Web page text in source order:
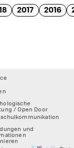
2017 2016
/ Open Door
und